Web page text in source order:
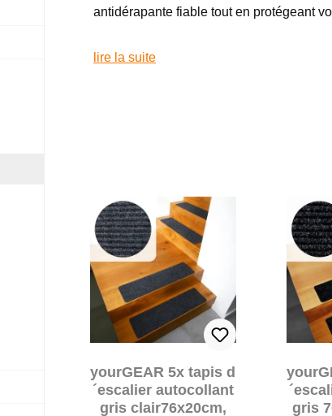
antidérapante fiable tout en protégeant
lire la suite
yourGEAR 5x tapis d
´escalier autocollant
gris clair76x20cm,
gris